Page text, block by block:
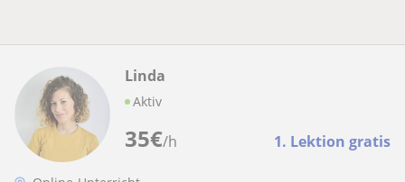
35€/h 1. Lektion gratis
Linda
Aktiv